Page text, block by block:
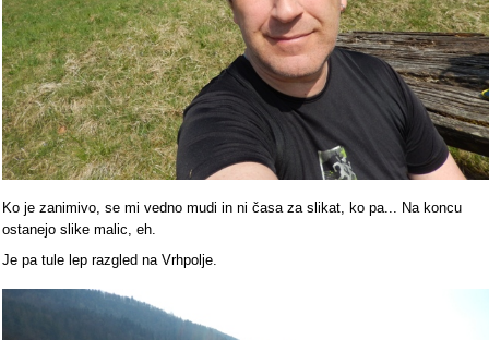
Ko je zanimivo, se mi vedno mudi in ni časa za slikat, ko pa... Na koncu
ostanejo slike malic, eh.
Je pa tule lep razgled na Vrhpolje.